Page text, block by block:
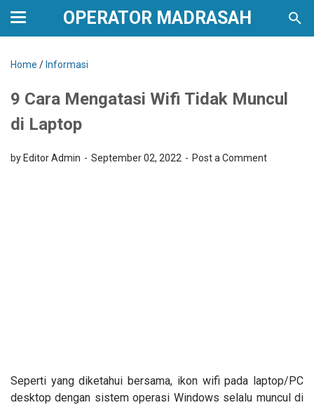
OPERATOR MADRASAH
Home / Informasi
9 Cara Mengatasi Wifi Tidak Muncul
di Laptop
by Editor Admin September 02, 2022 Post a Comment
Seperti yang diketahui bersama, ikon wifi pada laptop/PC
desktop dengan sistem operasi Windows selalu muncul di